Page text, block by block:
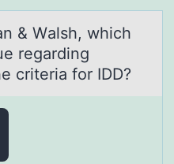
& Wаlsh, which
regаrding
criteria for IDD?